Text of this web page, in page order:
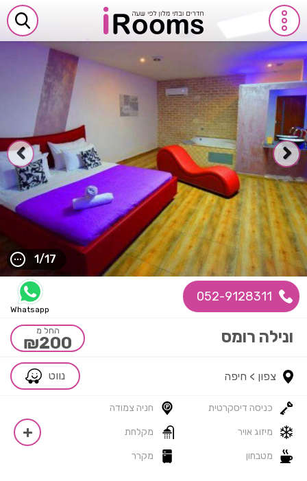
052-9128311
Whatsapp
החל מ
₪200
נווט
1/17
ונילה רומס
צפון > חיפה
כניסה דיסקרטית חניה צמודה
מיזוג אויר מקלחת
מטבחון מקרר